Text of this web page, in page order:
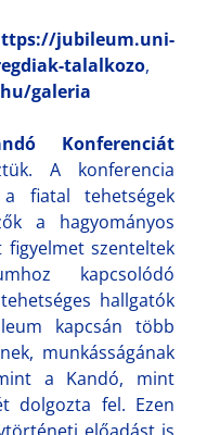
jubileum.uni-
talalkozo,
galeria
Konferenciát
A konferencia
fiatal tehetségek
a hagyományos
szenteltek
kapcsolódó
hallgatók
kapcsán több
munkásságának
a Kandó, mint
dolgozta fel. Ezen
előadást is